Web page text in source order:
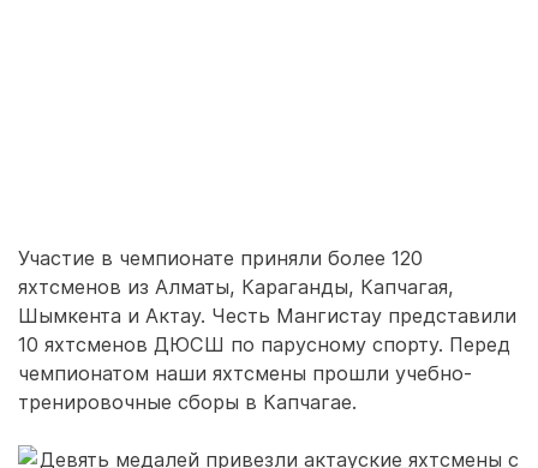
Участие в чемпионате приняли более 120
яхтсменов из Алматы, Караганды, Капчагая,
Шымкента и Актау. Честь Мангистау представили
10 яхтсменов ДЮСШ по парусному спорту. Перед
чемпионатом наши яхтсмены прошли учебно-
тренировочные сборы в Капчагае.